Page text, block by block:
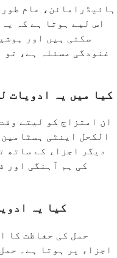
ہائیڈرامائن، عام
اس لیے ہوتا ہے کہ
سکتی ہیں اور
غنودگی مسئلہ ہے، تو
کیا میں یہ ادویات
ان امتزاج کو لیتے
الکحل اینٹی
دیگر اجزاء کے ساتھ
کی ہم آہنگی اور
کیا یہ
حمل کی حفاظت کا
اجزاء پر ہوتا ہے۔